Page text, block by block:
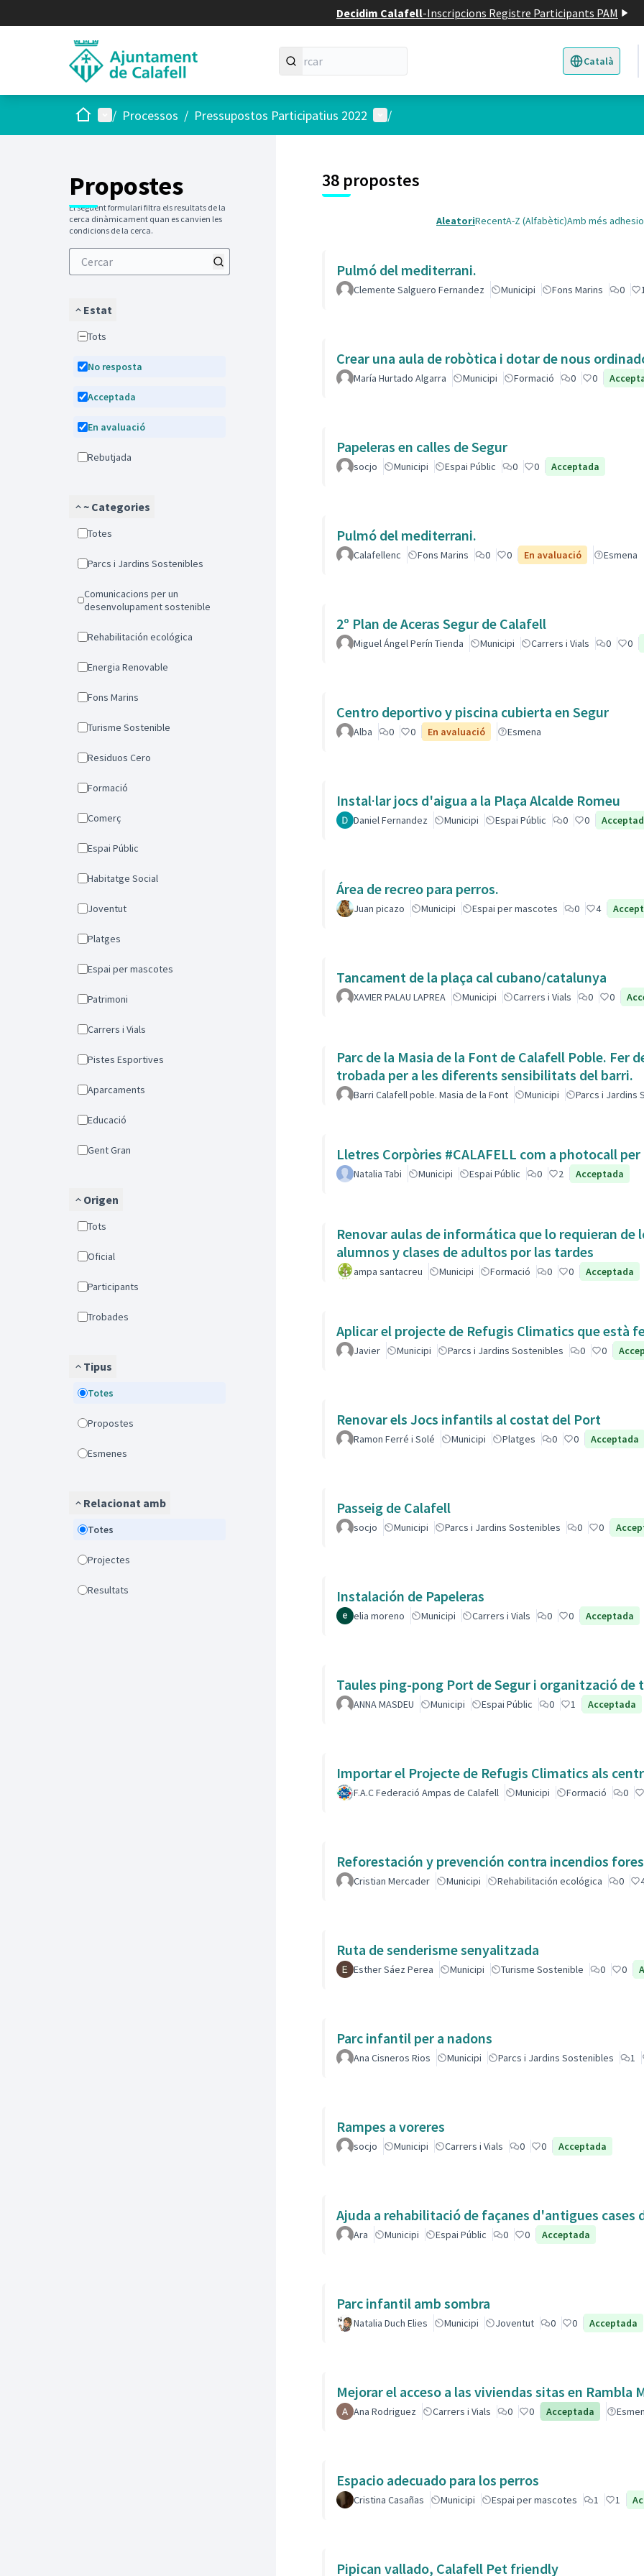
Decidim Calafell-Inscripcions Registre Participants PAM
Català
Triar la llengua
Inici Menú principal
/ Processos / Pressupostos Participatius 2022 Menú d'usuari
/
Propostes
El següent formulari filtra els resultats de la
cerca dinàmicament quan es canvien les
condicions de la cerca.
Estat
Tots
No resposta
Acceptada
En avaluació
Rebutjada
~ Categories
Totes
Parcs i Jardins Sostenibles
Comunicacions per un
desenvolupament sostenible
Rehabilitación ecológica
Energia Renovable
Fons Marins
Turisme Sostenible
Residuos Cero
Formació
Comerç
Espai Públic
Habitatge Social
Joventut
Platges
Espai per mascotes
Patrimoni
Carrers i Vials
Pistes Esportives
Aparcaments
Educació
Gent Gran
Origen
Tots
Oficial
Participants
Trobades
Tipus
Totes
Propostes
Esmenes
Relacionat amb
Totes
Projectes
Resultats
38 propostes
AleatoriRecentA-Z (Alfabètic)Amb més
Pulmó del mediterrani.
Clemente Salguero Fernandez Municipi Fons Marins 0
Crear una aula de robòtica i dotar de nous
María Hurtado Algarra Municipi Formació 0 0
Papeleras en calles de Segur
socjo Municipi Espai Públic 0 0 Acceptada
Pulmó del mediterrani.
Calafellenc Fons Marins 0 0 En avaluació Esmena
2º Plan de Aceras Segur de Calafell
Miguel Ángel Perín Tienda Municipi Carrers i Vials 0 0
Centro deportivo y piscina cubierta en Segur
Alba 0 0 En avaluació Esmena
Instal·lar jocs d'aigua a la Plaça Alcalde Romeu
Daniel Fernandez Municipi Espai Públic 0 0
Área de recreo para perros.
Juan picazo Municipi Espai per mascotes 0 4
Tancament de la plaça cal cubano/catalunya
XAVIER PALAU LAPREA Municipi Carrers i Vials 0 0
Parc de la Masia de la Font de Calafell Poble. Fer
trobada per a les diferents sensibilitats del barri.
Barri Calafell poble. Masia de la Font Municipi Parcs i Jardins
Lletres Corpòries #CALAFELL com a photocall
Natalia Tabi Municipi Espai Públic 0 2 Acceptada
Renovar aulas de informática que lo requieran de
alumnos y clases de adultos por las tardes
ampa santacreu Municipi Formació 0 0 Acceptada
Aplicar el projecte de Refugis Climatics que està
Javier Municipi Parcs i Jardins Sostenibles 0 0
Renovar els Jocs infantils al costat del Port
Ramon Ferré i Solé Municipi Platges 0 0 Acceptada
Passeig de Calafell
socjo Municipi Parcs i Jardins Sostenibles 0 0
Instalación de Papeleras
elia moreno Municipi Carrers i Vials 0 0 Acceptada
Taules ping-pong Port de Segur i organització de
ANNA MASDEU Municipi Espai Públic 0 1 Acceptada
Importar el Projecte de Refugis Climatics als
F.A.C Federació Ampas de Calafell Municipi Formació 0
Reforestación y prevención contra incendios
Cristian Mercader Municipi Rehabilitación ecológica 0
Ruta de senderisme senyalitzada
Esther Sáez Perea Municipi Turisme Sostenible 0 0
Parc infantil per a nadons
Ana Cisneros Rios Municipi Parcs i Jardins Sostenibles 1
Rampes a voreres
socjo Municipi Carrers i Vials 0 0 Acceptada
Ajuda a rehabilitació de façanes d'antigues cases
Ara Municipi Espai Públic 0 0 Acceptada
Parc infantil amb sombra
Natalia Duch Elies Municipi Joventut 0 0 Acceptada
Mejorar el acceso a las viviendas sitas en
Ana Rodriguez Carrers i Vials 0 0 Acceptada
Espacio adecuado para los perros
Cristina Casañas Municipi Espai per mascotes 1 1
Pipican vallado, Calafell Pet friendly